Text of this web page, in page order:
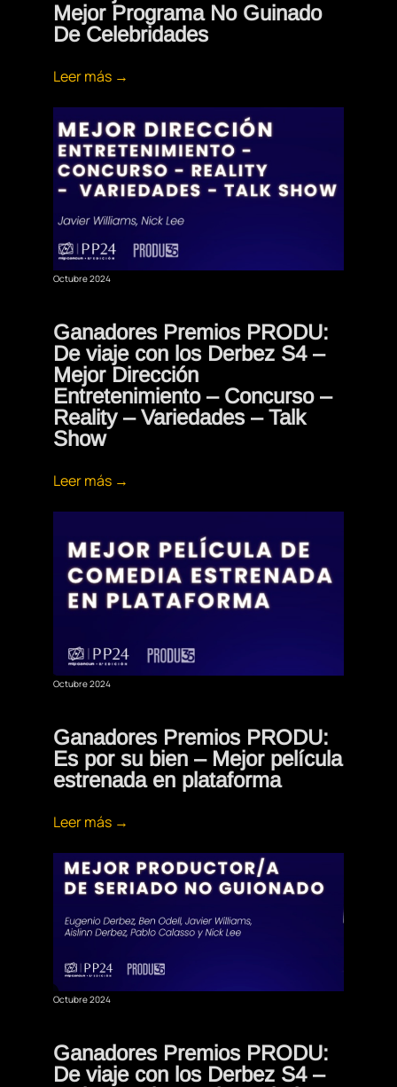
Mejor Programa No Guinado
De Celebridades
Leer más →
Octubre 2024
Ganadores Premios PRODU:
De viaje con los Derbez S4 –
Mejor Dirección
Entretenimiento – Concurso –
Reality – Variedades – Talk
Show
Leer más →
Octubre 2024
Ganadores Premios PRODU:
Es por su bien – Mejor película
estrenada en plataforma
Leer más →
Octubre 2024
Ganadores Premios PRODU:
De viaje con los Derbez S4 –